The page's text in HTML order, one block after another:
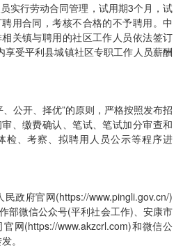
实行劳动合同管理，试用期3个月，试
用合同，考核不合格的不予聘用。中
关镇与聘用的社区工作人员依法签订
受平利县城镇社区专职工作人员薪酬
公开、择优”的原则，严格按照发布招
、缴费确认、笔试、笔试加分审查和
检、考察、拟聘用人员公示等程序进
政府官网(https://www.pingli.gov.cn/)
部微信公众号(平利社会工作)、安康市
网(https://www.akzcrl.com)和微信公
。